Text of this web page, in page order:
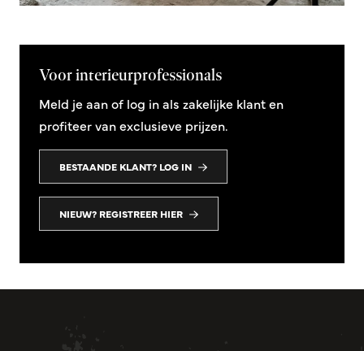
Voor interieurprofessionals
Meld je aan of log in als zakelijke klant en
profiteer van exclusieve prijzen.
BESTAANDE KLANT? LOG IN
NIEUW? REGISTREER HIER